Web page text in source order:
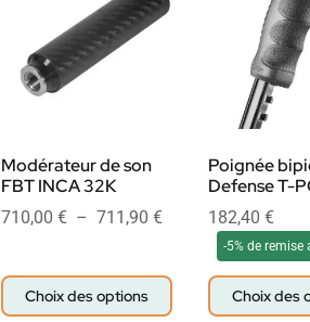
Modérateur de son
FBT INCA 32K
710,00 € – 711,90 €
Choix des options
Poignée
Defense T-
182,40€
-5% de remise
Choix des